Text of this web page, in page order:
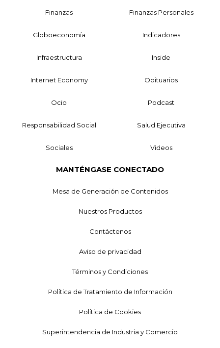
Finanzas Finanzas Personales
Globoeconomía Indicadores
Infraestructura Inside
Internet Economy Obituarios
Ocio Podcast
Responsabilidad Social Salud Ejecutiva
Sociales Videos
MANTÉNGASE CONECTADO
Mesa de Generación de Contenidos
Nuestros Productos
Contáctenos
Aviso de privacidad
Términos y Condiciones
Política de Tratamiento de Información
Política de Cookies
Superintendencia de Industria y Comercio